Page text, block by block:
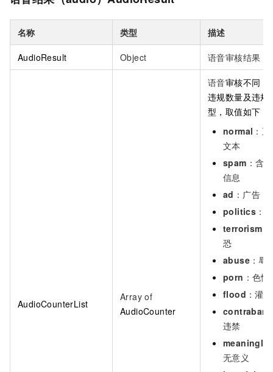
名称 类型 描述
AudioResult Object 语音审核结果
AudioCounterList
Array of
AudioCounter
语音审核不同
违规数量及违规
型，取值如下：
normal ：
文本
spam ：含
信息
ad ：广告
politics ：
terrorism
恐
abuse ：辱
porn ：色情
flood ：灌水
contraband
违禁
无意义